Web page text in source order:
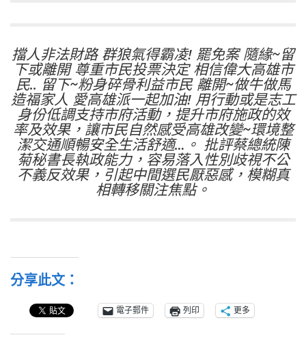
擋人非法財路 群狼氣得霸凌! 罷免案 隨緣~留
下或離開 尊重市民投票決定 相信偉大高雄市
民.. 留下~粉身碎骨利益市民 離開~做牛做馬
造福家人 愛高雄派一起加油! 用行動或是志工
身份低調支持市府活動，提升市府施政的效
率及效果，讓市民自然感受高雄改變~環境整
潔交通順暢安全生活舒適…。 批評蔡總統陳
菊秘書長執政能力，容易落入性別歧視不公
不義反效果，引起中間選民厭惡感，模糊真
相轉移關注焦點。
分享此文：
電子郵件 列印 更多